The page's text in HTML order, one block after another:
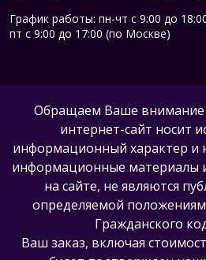
График работы: пн-чт с 9:00 до
пт с 9:00 до 17:00 (по Москве)
Обращаем Ваше внимание
интернет-сайт носит
информационный характер и
информационные материалы
на сайте, не являются
определяемой
Гражданского
Ваш заказ, включая